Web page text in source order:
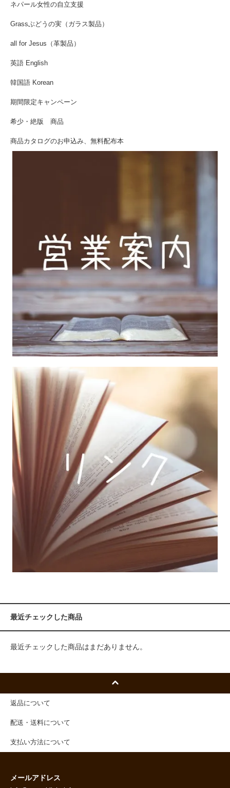
ネパール女性の自立支援
Grassぶどうの実（ガラス製品）
all for Jesus（革製品）
英語 English
韓国語 Korean
期間限定キャンペーン
希少・絶版 商品
商品カタログのお申込み、無料配布本
最近チェックした商品
最近チェックした商品はまだありません。
返品について
配送・送料について
支払い方法について
メールアドレス